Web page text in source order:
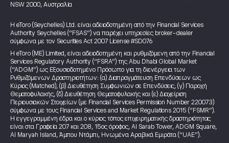
NSW 2000, Αυστραλία
Η eToro (Seychelles) Ltd. είναι αδειοδοτημένη από την Financial Services
Authority Seychelles (“FSAS”) να παρέχει υπηρεσίες broker-dealer
σύμφωνα με τον Securities Act 2007 License #SD076
Η eToro (ME) Limited, είναι αδειοδοτημένη και ρυθμιζόμενη από την Financial
Services Regulatory Authority (“FSRA”) της Abu Dhabi Global Market
(“ADGM”) ως Εξουσιοδοτημένο Πρόσωπο για τη διενέργεια των
Ρυθμιζόμενων Δραστηριοτήτων: (α) Διαπραγμάτευση Επενδύσεων ως
Κύριος (Matched), (β) Διευθέτηση Συμφωνιών σε Επενδύσεις, (γ) Παροχή
Θεματοφυλακής, (δ) Διευθέτηση Θεματοφυλακής και (ε) Διαχείριση
Περιουσιακών Στοιχείων (με Financial Services Permission Number 220073)
σύμφωνα με τους Financial Services and Market Regulations 2015 (“FSMR”).
Η εγγεγραμμένη έδρα και ο κύριος τόπος επιχειρηματικής δραστηριότητας
είναι στα Γραφεία 207 και 208, 15ος όροφος, Al Sarab Tower, ADGM Square,
Al Maryah Island, Άμπου Ντάμπι, Ηνωμένα Αραβικά Εμιράτα (“UAE”).